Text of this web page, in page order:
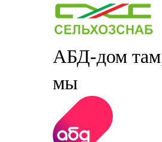
АБД-дом
мы